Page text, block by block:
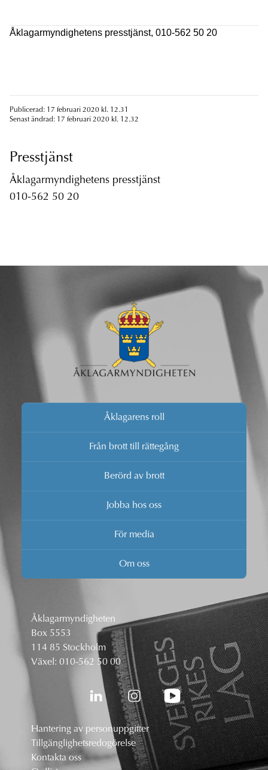
Åklagarmyndighetens presstjänst, 010-562 50 20
Publicerad: 17 februari 2020 kl. 12.31
Senast ändrad: 17 februari 2020 kl. 12.32
Presstjänst
Åklagarmyndighetens presstjänst
010-562 50 20
Åklagarens roll
Från brott till rättegång
Berörd av brott
Jobba hos oss
För media
Om oss
Åklagarmyndigheten
Box 5553
114 85 Stockholm
Växel: 010-562 50 00
Hantering av personuppgifter
Tillgänglighetsredogörelse
Kontakta oss